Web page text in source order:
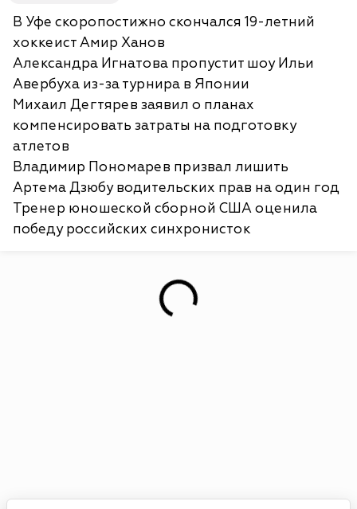
В Уфе скоропостижно скончался 19-летний
хоккеист Амир Ханов
Александра Игнатова пропустит шоу Ильи
Авербуха из-за турнира в Японии
Михаил Дегтярев заявил о планах
компенсировать затраты на подготовку
атлетов
Владимир Пономарев призвал лишить
Артема Дзюбу водительских прав на один год
Тренер юношеской сборной США оценила
победу российских синхронисток